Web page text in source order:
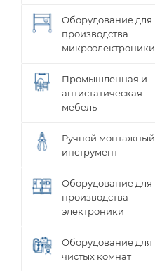
Оборудование для
производства
микроэлектроники
Промышленная и
антистатическая
мебель
Ручной монтажный
инструмент
Оборудование для
производства
электроники
Оборудование для
чистых комнат